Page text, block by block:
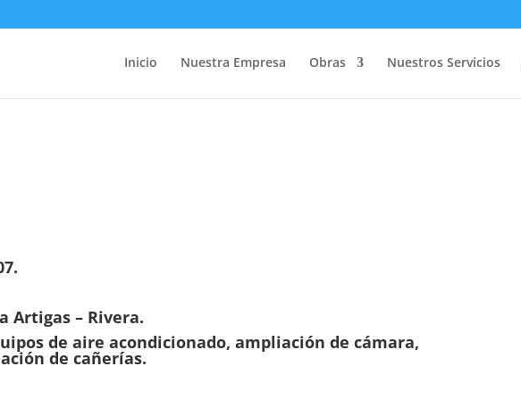
Inicio Nuestra Empresa Obras Nuestros Servicios
Artigas – Rivera.
de aire acondicionado, ampliación de cámara,
de cañerías.